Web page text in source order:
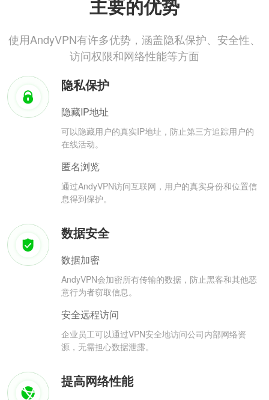
主要的优势
使用AndyVPN有许多优势，涵盖隐私保护、安全性、
访问权限和网络性能等方面
隐私保护
隐藏IP地址
可以隐藏用户的真实IP地址，防止第三方追踪用户的
在线活动。
匿名浏览
通过AndyVPN访问互联网，用户的真实身份和位置信
息得到保护。
数据安全
数据加密
AndyVPN会加密所有传输的数据，防止黑客和其他恶
意行为者窃取信息。
安全远程访问
企业员工可以通过VPN安全地访问公司内部网络资
源，无需担心数据泄露。
提高网络性能